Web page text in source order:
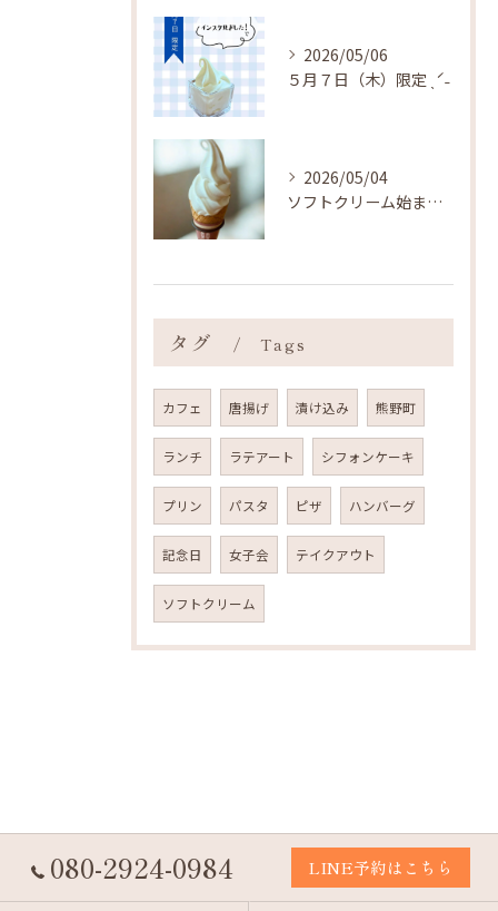
2026/05/06
５月７日（木）限定 ˎˊ˗
2026/05/04
ソフトクリーム始まりました ˎˊ˗
タグ Tags
カフェ 唐揚げ 漬け込み 熊野町
ランチ ラテアート シフォンケーキ
プリン パスタ ピザ ハンバーグ
記念日 女子会 テイクアウト
ソフトクリーム
080-2924-0984 LINE予約はこちら